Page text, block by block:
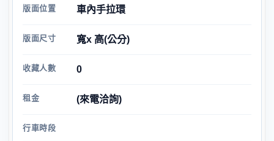
版面位置 車內手拉環
版面尺寸 寬x 高(公分)
收藏人數 0
租金 (來電洽詢)
行車時段